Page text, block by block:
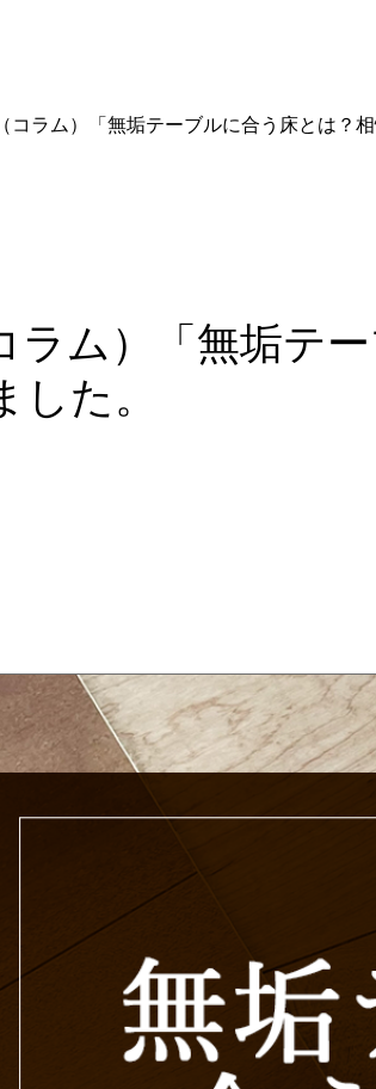
コラム）「無垢テーブルに合う床とは？
ラム）「無垢テ
た。